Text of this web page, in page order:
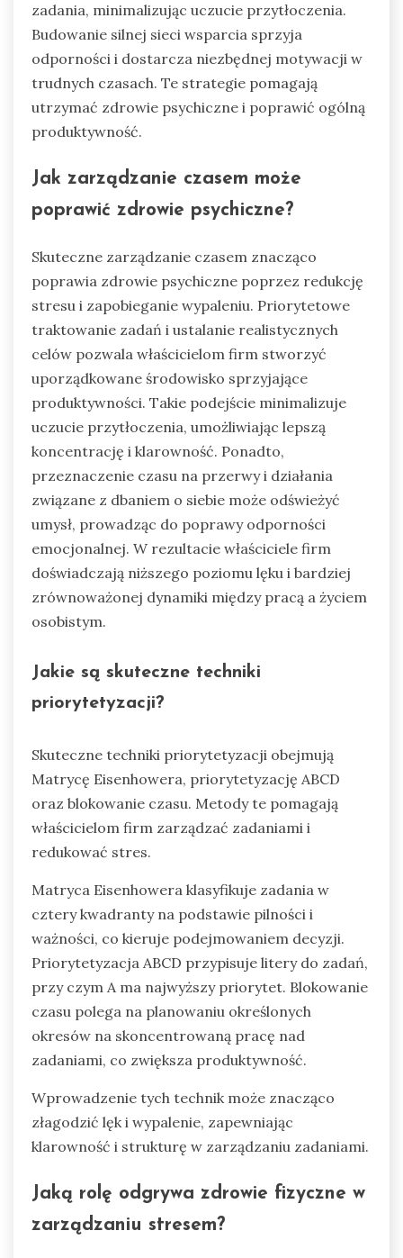
zadania, minimalizując uczucie przytłoczenia.
Budowanie silnej sieci wsparcia sprzyja
odporności i dostarcza niezbędnej motywacji w
trudnych czasach. Te strategie pomagają
utrzymać zdrowie psychiczne i poprawić ogólną
produktywność.
Jak zarządzanie czasem może
poprawić zdrowie psychiczne?
Skuteczne zarządzanie czasem znacząco
poprawia zdrowie psychiczne poprzez redukcję
stresu i zapobieganie wypaleniu. Priorytetowe
traktowanie zadań i ustalanie realistycznych
celów pozwala właścicielom firm stworzyć
uporządkowane środowisko sprzyjające
produktywności. Takie podejście minimalizuje
uczucie przytłoczenia, umożliwiając lepszą
koncentrację i klarowność. Ponadto,
przeznaczenie czasu na przerwy i działania
związane z dbaniem o siebie może odświeżyć
umysł, prowadząc do poprawy odporności
emocjonalnej. W rezultacie właściciele firm
doświadczają niższego poziomu lęku i bardziej
zrównoważonej dynamiki między pracą a życiem
osobistym.
Jakie są skuteczne techniki
priorytetyzacji?
Skuteczne techniki priorytetyzacji obejmują
Matrycę Eisenhowera, priorytetyzację ABCD
oraz blokowanie czasu. Metody te pomagają
właścicielom firm zarządzać zadaniami i
redukować stres.
Matryca Eisenhowera klasyfikuje zadania w
cztery kwadranty na podstawie pilności i
ważności, co kieruje podejmowaniem decyzji.
Priorytetyzacja ABCD przypisuje litery do zadań,
przy czym A ma najwyższy priorytet. Blokowanie
czasu polega na planowaniu określonych
okresów na skoncentrowaną pracę nad
zadaniami, co zwiększa produktywność.
Wprowadzenie tych technik może znacząco
złagodzić lęk i wypalenie, zapewniając
klarowność i strukturę w zarządzaniu zadaniami.
Jaką rolę odgrywa zdrowie fizyczne w
zarządzaniu stresem?